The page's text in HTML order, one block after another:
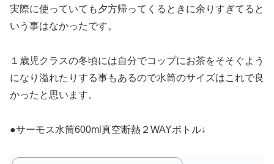
実際に使っていても夕方帰ってくるときに余りすぎてると
いう事はなかったです。
１歳児クラスの冬頃には自分でコップにお茶をそそぐよう
になり溢れたりする事もあるので水筒のサイズはこれで良
かったと思います。
●サーモス水筒600ml真空断熱２WAYボトル↓